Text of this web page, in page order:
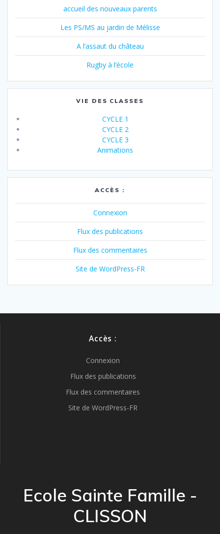
accueil des nouveaux parents
Les PS/MS au jardin de Mélisse
A l’assaut du château
Rugby à l’école
VIE DES CLASSES
CYCLE 1
CYCLE 2
CYCLE 3
Animations
ACCÈS :
Connexion
Flux des publications
Flux des commentaires
Site de WordPress-FR
Accès :
Connexion
Flux des publications
Flux des commentaires
Site de WordPress-FR
Ecole Sainte Famille -
CLISSON